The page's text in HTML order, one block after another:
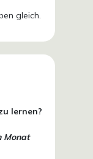
gleich.
lernen?
Monat